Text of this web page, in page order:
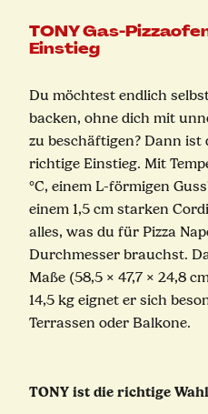
TONY Gas-
Einstieg
Du möchtest endlich
backen, ohne dich mit
zu beschäftigen? Dann ist
richtige Einstieg. Mit
°C, einem L-förmigen
einem 1,5 cm starken
alles, was du für Pizza
Durchmesser brauchst.
Maße (58,5 × 47,7 × 24,8
14,5 kg eignet er sich
Terrassen oder Balkone.
TONY ist die richtige